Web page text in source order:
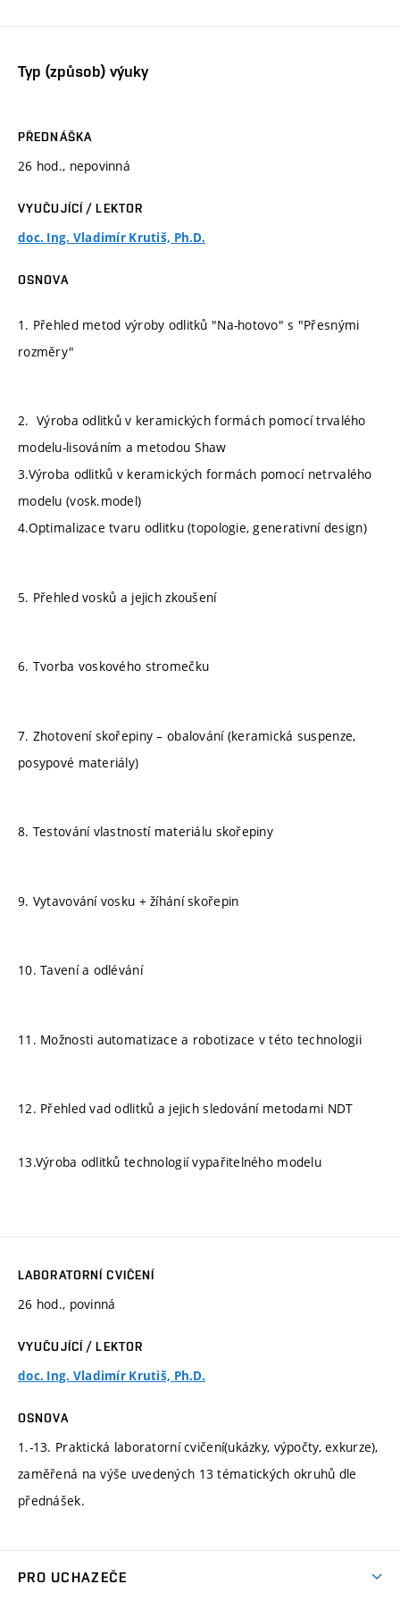
Typ (způsob) výuky
PŘEDNÁŠKA
26 hod., nepovinná
VYUČUJÍCÍ / LEKTOR
doc. Ing. Vladimír Krutiš, Ph.D.
OSNOVA
1. Přehled metod výroby odlitků "Na-hotovo" s "Přesnými
rozměry"
2. Výroba odlitků v keramických formách pomocí trvalého
modelu-lisováním a metodou Shaw
3.Výroba odlitků v keramických formách pomocí netrvalého
modelu (vosk.model)
4.Optimalizace tvaru odlitku (topologie, generativní design)
5. Přehled vosků a jejich zkoušení
6. Tvorba voskového stromečku
7. Zhotovení skořepiny – obalování (keramická suspenze,
posypové materiály)
8. Testování vlastností materiálu skořepiny
9. Vytavování vosku + žíhání skořepin
10. Tavení a odlévání
11. Možnosti automatizace a robotizace v této technologii
12. Přehled vad odlitků a jejich sledování metodami NDT
13.Výroba odlitků technologií vypařitelného modelu
LABORATORNÍ CVIČENÍ
26 hod., povinná
VYUČUJÍCÍ / LEKTOR
doc. Ing. Vladimír Krutiš, Ph.D.
OSNOVA
1.-13. Praktická laboratorní cvičení(ukázky, výpočty, exkurze),
zaměřená na výše uvedených 13 tématických okruhů dle
přednášek.
PRO UCHAZEČE